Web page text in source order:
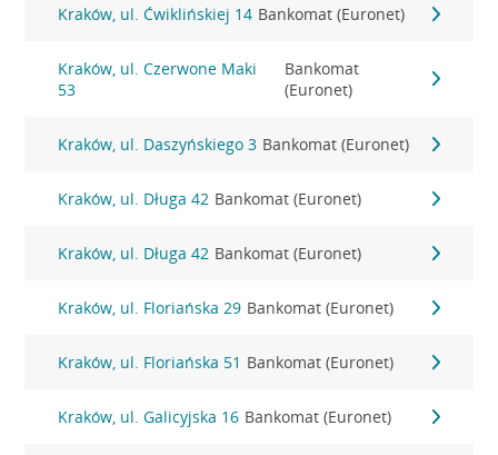
Kraków, ul. Ćwiklińskiej 14 Bankomat (Euronet)
Kraków, ul. Czerwone Maki
53
Bankomat
(Euronet)
Kraków, ul. Daszyńskiego 3 Bankomat (Euronet)
Kraków, ul. Długa 42 Bankomat (Euronet)
Kraków, ul. Długa 42 Bankomat (Euronet)
Kraków, ul. Floriańska 29 Bankomat (Euronet)
Kraków, ul. Floriańska 51 Bankomat (Euronet)
Kraków, ul. Galicyjska 16 Bankomat (Euronet)